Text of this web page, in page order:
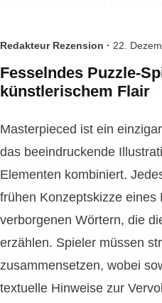
Redakteur Rezension · 22.
Fesselndes Puzzle-
künstlerischem Flair
Masterpieced ist ein
das beeindruckende
Elementen kombiniert.
frühen Konzeptskizze eines
verborgenen Wörtern, die
erzählen. Spieler müssen
zusammensetzen, wobei
textuelle Hinweise zur